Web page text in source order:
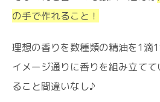
の手で作れること！
理想の香りを数種類の精油を1滴1
イメージ通りに香りを組み立て
ること間違いなし♪